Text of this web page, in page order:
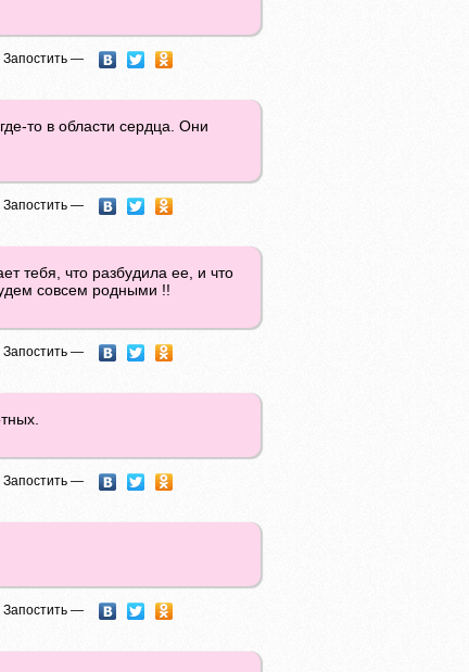
Запостить —
то в области сердца. Они
Запостить —
тебя, что разбудила ее, и что
совсем родными !!
Запостить —
Запостить —
Запостить —